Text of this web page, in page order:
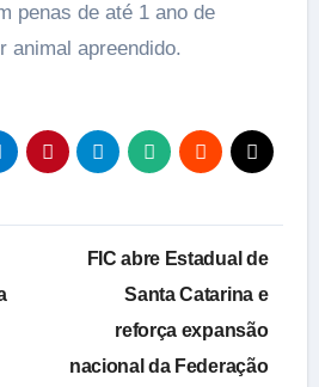
penas de até 1 ano de
animal apreendido.
FIC abre Estadual de
Santa Catarina e
reforça expansão
nacional da Federação